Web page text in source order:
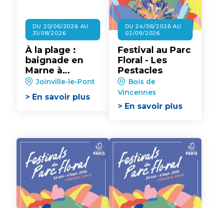
DU 20/06/2026 AU
31/08/2026
À la plage :
baignade en
Marne à
Joinville-le-
Joinville-le-Pont
> En savoir plus
DU 24/06/2026 AU
02/09/2026
Festival au Parc
Floral - Les
Pestacles
Bois de
Vincennes
> En savoir plus